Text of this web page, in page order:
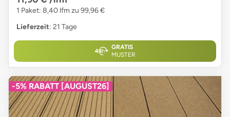
1 Paket: 8,40 lfm zu 99,96 €
Lieferzeit: 21 Tage
GRATIS
MUSTER
-5% RABATT [AUGUST26]